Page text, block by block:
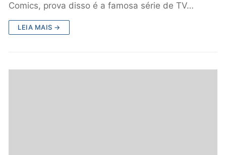
Comics, prova disso é a famosa série de TV…
LEIA MAIS →